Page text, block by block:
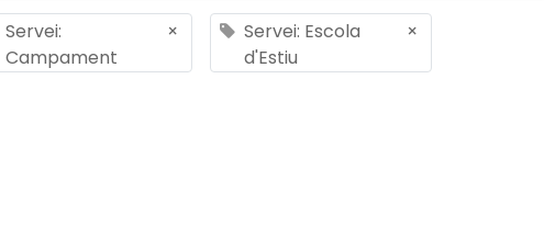
Servei:
Campament
×
Servei: Escola
d'Estiu
×